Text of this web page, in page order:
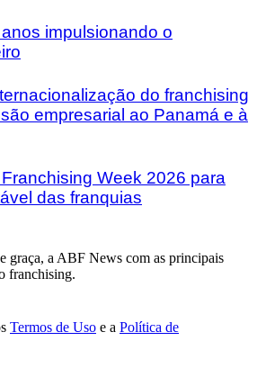
impulsionando o
do franchising
empresarial ao Panamá e à
Week 2026 para
das franquias
graça, a ABF News com as principais
franchising.
Termos de Uso e a Política de